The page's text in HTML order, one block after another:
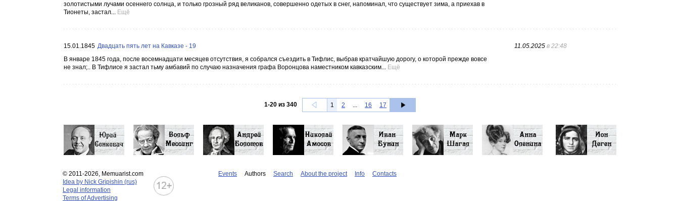
золотистыми лучами осеннего солнца, и только грозный ряд великанов, совершенно одетых в снег, напоминал, что существует зима, а приехав в
Тионеты, застал... Ещё
15.01.1845 Двадцать пять лет на Кавказе - 19
В январе 1845 года, после восемнадцати месяцев отсутствия, я собрался съездить в Тифлис, выбрав кратчайшую дорогу, о которой прежде вовсе
не знал;.. В Тифлисе я застал тьму амбавий по случаю назначения графа Воронцова наместником кавказским... Ещё
11.05.2025 в 22:48
1-20 из 340 1 2 ... 16 17
© 2011-2026, Memuarist.com
Idea by Nick Gripishin (rus)
Legal information
Terms of Advertising
Events Authors Search About the project Info Contacts